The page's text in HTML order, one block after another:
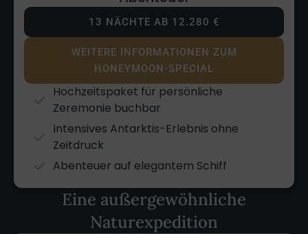
13 NÄCHTE AB 12.280 €
WEITERE INFORMATIONEN ZUM
HONEYMOON-SPECIAL
Hochzeitspaket für persönliche
Zeremonie buchbar
Intensives Antarktis-Erlebnis ohne
Zeitdruck
Abenteuer auf elegantem Schiff
Eine außergewöhnliche
Naturexpedition